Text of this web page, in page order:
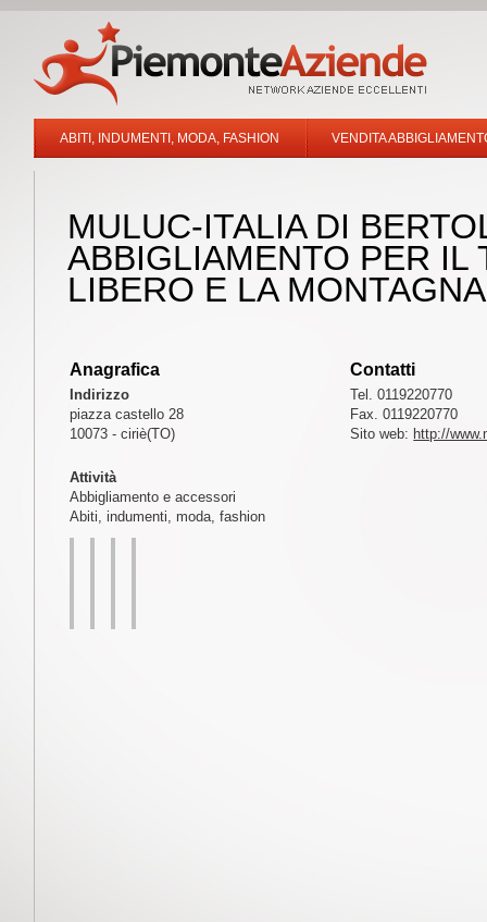
ABITI, INDUMENTI, MODA, FASHION VENDITA
MULUC-ITALIA DI
ABBIGLIAMENTO PER IL
LIBERO E LA MONTAGNA
Anagrafica
Indirizzo
piazza castello 28
10073 - ciriè(TO)
Contatti
Tel. 0119220770
Fax. 0119220770
Sito web: http://
Attività
Abbigliamento e accessori
Abiti, indumenti, moda, fashion